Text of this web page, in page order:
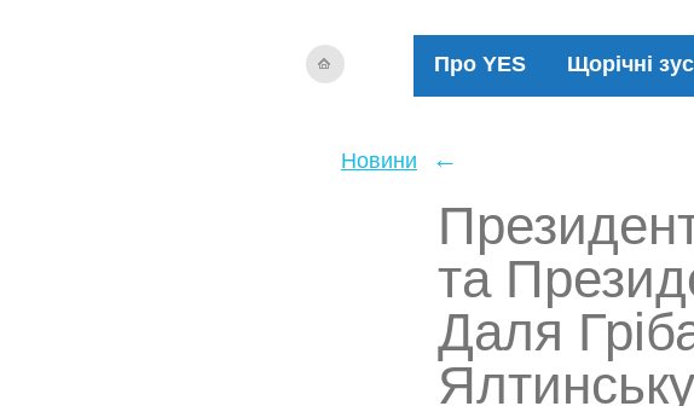
Про YES Щорічні
Новини ←
та
Даля